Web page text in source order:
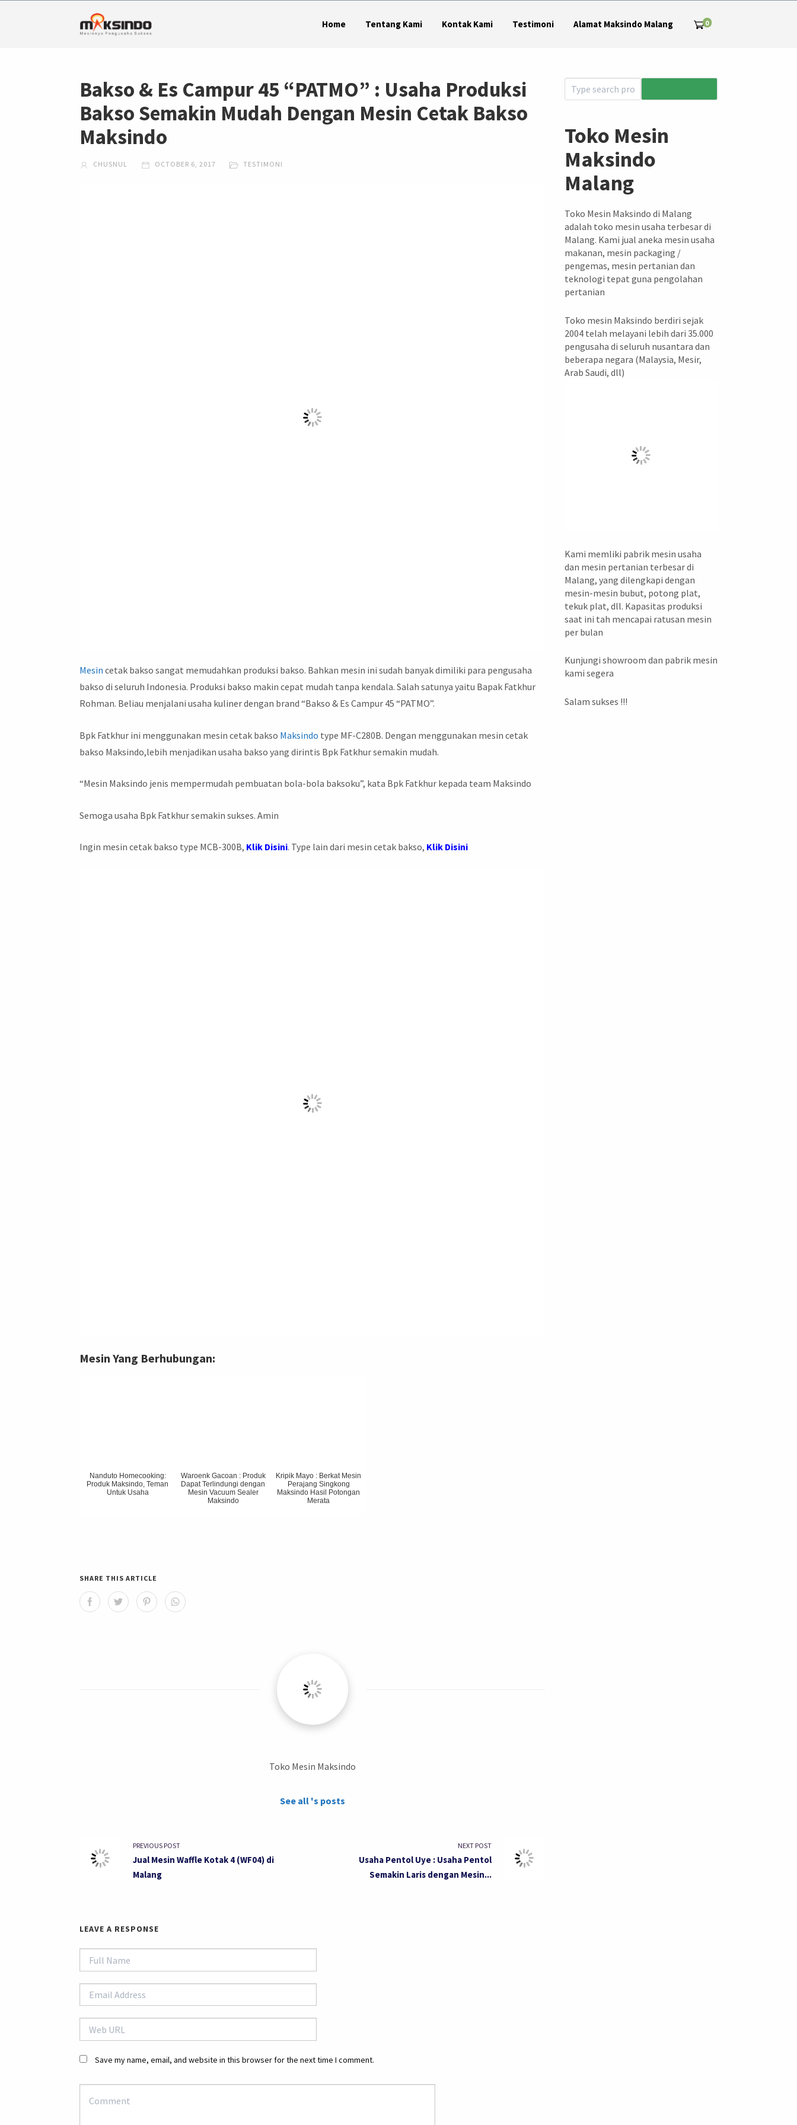
Home Tentang Kami Kontak Kami Testimoni Alamat Maksindo Malang 0
Bakso & Es Campur 45 “PATMO” : Usaha Produksi
Bakso Semakin Mudah Dengan Mesin Cetak Bakso
Maksindo
CHUSNUL OCTOBER 6, 2017 TESTIMONI
Mesin cetak bakso sangat memudahkan produksi bakso. Bahkan mesin ini sudah banyak dimiliki para pengusaha
bakso di seluruh Indonesia. Produksi bakso makin cepat mudah tanpa kendala. Salah satunya yaitu Bapak Fatkhur
Rohman. Beliau menjalani usaha kuliner dengan brand “Bakso & Es Campur 45 “PATMO”.
Bpk Fatkhur ini menggunakan mesin cetak bakso Maksindo type MF-C280B. Dengan menggunakan mesin cetak
bakso Maksindo,lebih menjadikan usaha bakso yang dirintis Bpk Fatkhur semakin mudah.
“Mesin Maksindo jenis mempermudah pembuatan bola-bola baksoku”, kata Bpk Fatkhur kepada team Maksindo
Semoga usaha Bpk Fatkhur semakin sukses. Amin
Ingin mesin cetak bakso type MCB-300B, Klik Disini. Type lain dari mesin cetak bakso, Klik Disini
Mesin Yang Berhubungan:
Nanduto Homecooking:
Produk Maksindo, Teman
Untuk Usaha
Waroenk Gacoan : Produk
Dapat Terlindungi dengan
Mesin Vacuum Sealer
Maksindo
Kripik Mayo : Berkat Mesin
Perajang Singkong
Maksindo Hasil Potongan
Merata
SHARE THIS ARTICLE
Toko Mesin Maksindo
See all 's posts
PREVIOUS POST
Jual Mesin Waffle Kotak 4 (WF04) di
Malang
NEXT POST
Usaha Pentol Uye : Usaha Pentol
Semakin Laris dengan Mesin...
LEAVE A RESPONSE
Save my name, email, and website in this browser for the next time I comment.
Toko Mesin
Maksindo
Malang
Toko Mesin Maksindo di Malang
adalah toko mesin usaha terbesar di
Malang. Kami jual aneka mesin usaha
makanan, mesin packaging /
pengemas, mesin pertanian dan
teknologi tepat guna pengolahan
pertanian
Toko mesin Maksindo berdiri sejak
2004 telah melayani lebih dari 35.000
pengusaha di seluruh nusantara dan
beberapa negara (Malaysia, Mesir,
Arab Saudi, dll)
Kami memliki pabrik mesin usaha
dan mesin pertanian terbesar di
Malang, yang dilengkapi dengan
mesin-mesin bubut, potong plat,
tekuk plat, dll. Kapasitas produksi
saat ini tah mencapai ratusan mesin
per bulan
Kunjungi showroom dan pabrik mesin
kami segera
Salam sukses !!!